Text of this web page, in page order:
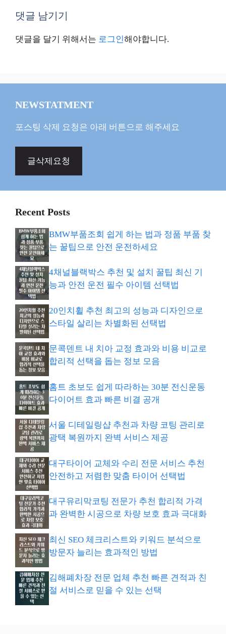
댓글 남기기
댓글을 달기 위해서는 로그인해야합니다.
NEWSTATMENT
포스팅 삭제 요청은 아래 버튼으로 해주세요
글삭제요청
Recent Posts
BMW부품조회 쉽게 하는 법과 정품 부품 찾
는 꿀팁으로 안전 운전하세요
4채널블랙박스 추천 및 설치 꿀팁 최신 기
능과 안전 운전 필수 아이템 선택법
20인치휠 추천 최고의 성능과 디자인으로
스타일 살리는 차별화된 선택법
문콕덴트 내 치아 교정 효과와 비용 비교로
합리적 선택을 돕는 정보 모음
홈트 초보도 쉽게 따라하는 30분 전신운동
다이어트 효과 빠른 비결 공개
서울 디테일링샵 추천과 차량 코팅 관리로
광택 복원까지 완벽 서비스 제공
대구타이어 교체와 수리 전문 서비스 추천
안전하고 저렴한 맞춤 타이어 선택법
대구유리막코팅 전문가 추천 합리적 가격
과 완벽한 시공으로 차량 보호 효과 극대화
최신 SEO 체크리스트와 키워드 분석으로
방문자 늘리는 효과적인 방법
김해폐차장 전문 업체 추천 빠른 견적과 친
절 서비스로 믿을 수 있는 선택